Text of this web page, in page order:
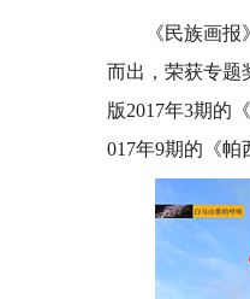
《民族画报》
而出，荣获专题
版2017年3期的
017年9期的《帕